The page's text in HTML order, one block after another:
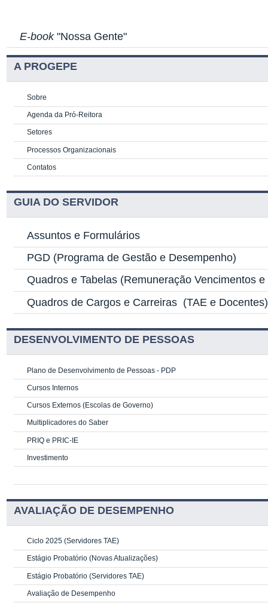
E-book"Nossa Gente"
A PROGEPE
Sobre
Agenda da Pró-Reitora
Setores
Processos Organizacionais
Contatos
GUIA DO SERVIDOR
Assuntos e Formulários
PGD (Programa de Gestão e Desempenho)
Quadros e Tabelas (Remuneração Vencimentos
Quadros de Cargos e Carreiras (TAE e Docentes)
DESENVOLVIMENTO DE PESSOAS
Plano de Desenvolvimento de Pessoas - PDP
Cursos Internos
Cursos Externos (Escolas de Governo)
Multiplicadores do Saber
PRIQ e PRIC-IE
Investimento
AVALIAÇÃO DE DESEMPENHO
Ciclo 2025 (Servidores TAE)
Estágio Probatório (Novas Atualizações)
Estágio Probatório (Servidores TAE)
Avaliação de Desempenho